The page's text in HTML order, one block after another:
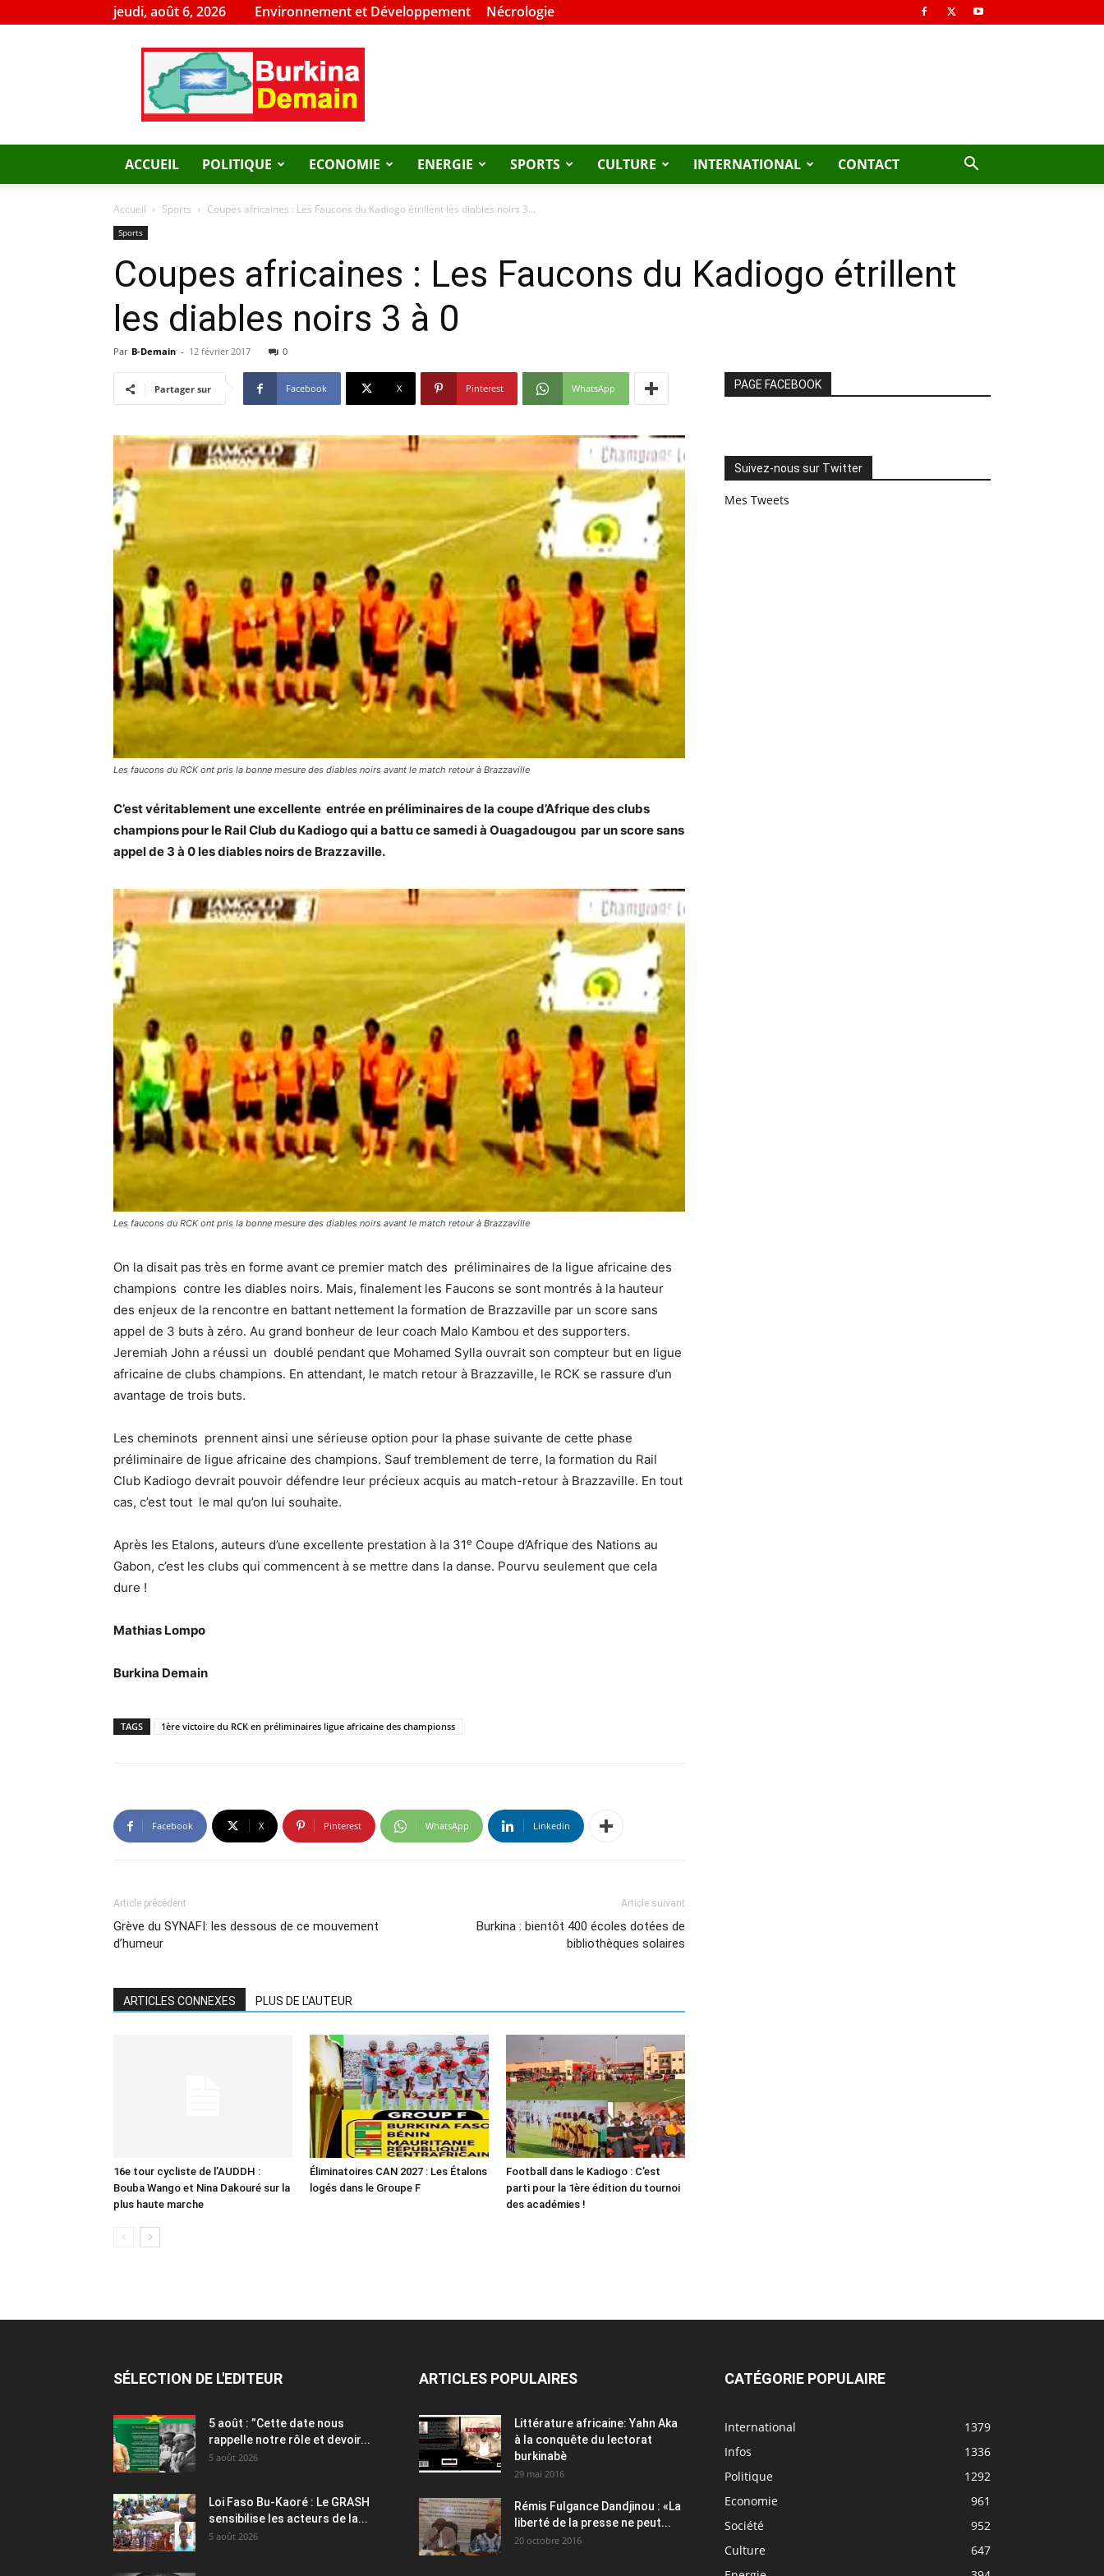
jeudi, août 6, 2026 Environnement et Développement Nécrologie
Burkina
Demain
ACCUEIL POLITIQUE ECONOMIE ENERGIE SPORTS CULTURE INTERNATIONAL CONTACT
Accueil Sports Coupes africaines : Les Faucons du Kadiogo étrillent les diables noirs 3...
Sports
Coupes africaines : Les Faucons du Kadiogo étrillent
les diables noirs 3 à 0
Par B-Demain - 12 février 2017 0
Partager sur Facebook X Pinterest WhatsApp
Les faucons du RCK ont pris la bonne mesure des diables noirs avant le match retour à Brazzaville
C’est véritablement une excellente entrée en préliminaires de la coupe d’Afrique des clubs
champions pour le Rail Club du Kadiogo qui a battu ce samedi à Ouagadougou par un score sans
appel de 3 à 0 les diables noirs de Brazzaville.
Les faucons du RCK ont pris la bonne mesure des diables noirs avant le match retour à Brazzaville
On la disait pas très en forme avant ce premier match des préliminaires de la ligue africaine des
champions contre les diables noirs. Mais, finalement les Faucons se sont montrés à la hauteur
des enjeux de la rencontre en battant nettement la formation de Brazzaville par un score sans
appel de 3 buts à zéro. Au grand bonheur de leur coach Malo Kambou et des supporters.
Jeremiah John a réussi un doublé pendant que Mohamed Sylla ouvrait son compteur but en ligue
africaine de clubs champions. En attendant, le match retour à Brazzaville, le RCK se rassure d’un
avantage de trois buts.
Les cheminots prennent ainsi une sérieuse option pour la phase suivante de cette phase
préliminaire de ligue africaine des champions. Sauf tremblement de terre, la formation du Rail
Club Kadiogo devrait pouvoir défendre leur précieux acquis au match-retour à Brazzaville. En tout
cas, c’est tout le mal qu’on lui souhaite.
Après les Etalons, auteurs d’une excellente prestation à la 31e Coupe d’Afrique des Nations au
Gabon, c’est les clubs qui commencent à se mettre dans la danse. Pourvu seulement que cela
dure !
Mathias Lompo
Burkina Demain
TAGS 1ère victoire du RCK en préliminaires ligue africaine des championss
Facebook X Pinterest WhatsApp Linkedin
Article précédent
Grève du SYNAFI: les dessous de ce mouvement
d’humeur
Article suivant
Burkina : bientôt 400 écoles dotées de
bibliothèques solaires
ARTICLES CONNEXES PLUS DE L'AUTEUR
16e tour cycliste de l’AUDDH :
Bouba Wango et Nina Dakouré sur la
plus haute marche
Éliminatoires CAN 2027 : Les Étalons
logés dans le Groupe F
Football dans le Kadiogo : C’est
parti pour la 1ère édition du tournoi
des académies !
PAGE FACEBOOK
Suivez-nous sur Twitter
Mes Tweets
SÉLECTION DE L'EDITEUR
5 août : ”Cette date nous
rappelle notre rôle et devoir...
5 août 2026
Loi Faso Bu-Kaoré : Le GRASH
sensibilise les acteurs de la...
5 août 2026
ARTICLES POPULAIRES
Littérature africaine: Yahn Aka
à la conquête du lectorat
burkinabè
29 mai 2016
Rémis Fulgance Dandjinou : «La
liberté de la presse ne peut...
20 octobre 2016
CATÉGORIE POPULAIRE
International
1379
Infos
1336
Politique
1292
Economie
961
Société
952
Culture
647